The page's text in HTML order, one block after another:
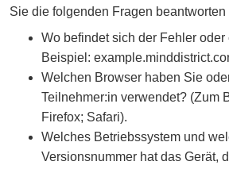
m
n
e
u
n
F
Sie die folgenden Fragen
Wo befindet sich der Fehler
Beispiel:
Welchen Browser haben Sie
Teilnehmer:in verwendet? (Zum
Firefox; Safari).
Welches Betriebssystem und
Versionsnummer hat das Gerät,